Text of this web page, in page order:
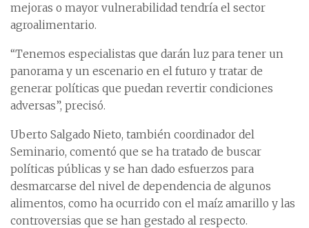
mejoras o mayor vulnerabilidad tendría el sector
agroalimentario.
“Tenemos especialistas que darán luz para tener un
panorama y un escenario en el futuro y tratar de
generar políticas que puedan revertir condiciones
adversas”, precisó.
Uberto Salgado Nieto, también coordinador del
Seminario, comentó que se ha tratado de buscar
políticas públicas y se han dado esfuerzos para
desmarcarse del nivel de dependencia de algunos
alimentos, como ha ocurrido con el maíz amarillo y las
controversias que se han gestado al respecto.